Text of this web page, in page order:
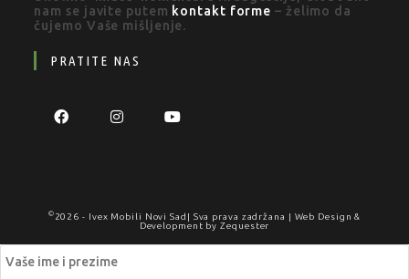
nam se javite putem kontakt forme – želimo da
čujemo Vaše mišljenje.
PRATITE NAS
© 2026 - Ivex Mobili Novi Sad | Sva prava zadržana | Web Design &
Development byZequester